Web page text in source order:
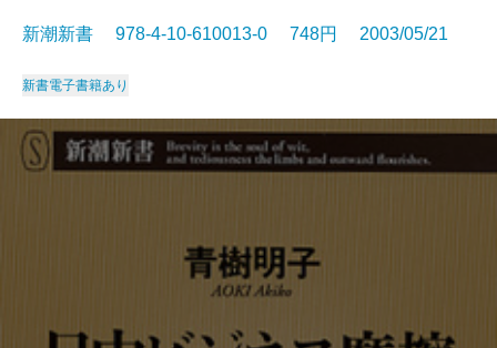
新潮新書 978-4-10-610013-0 748円 2003/05/21
新書電子書籍あり